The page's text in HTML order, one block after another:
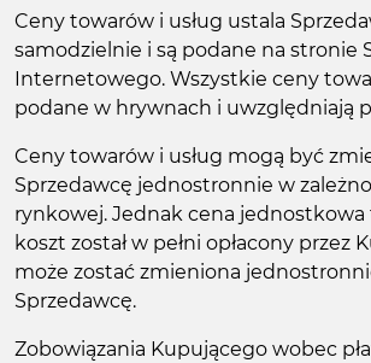
Ceny towarów i usług ustala
samodzielnie i są podane na stronie
Internetowego. Wszystkie ceny
podane w hrywnach i uwzględniają
Ceny towarów i usług mogą być
Sprzedawcę jednostronnie w
rynkowej. Jednak cena
koszt został w pełni opłacony przez
może zostać zmieniona
Sprzedawcę.
Zobowiązania Kupującego wobec